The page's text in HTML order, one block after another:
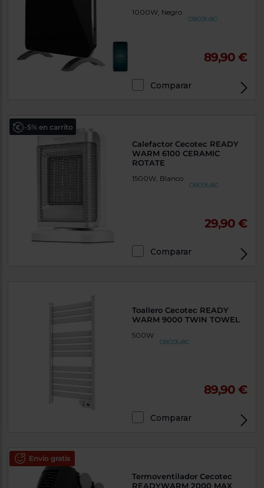
1000W, Negro
89,90 €
Comparar
-5% en carrito
Calefactor Cecotec READY
WARM 6100 CERAMIC
ROTATE
1500W, Blanco
29,90 €
Comparar
Toallero Cecotec READY
WARM 9000 TWIN TOWEL
500W
89,90 €
Comparar
Envío gratis
Termoventilador Cecotec
READYWARM 2000 MAX